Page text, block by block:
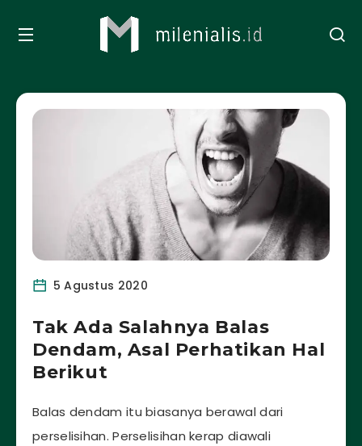
5 Agustus 2020
Tak Ada Salahnya Balas
Dendam, Asal Perhatikan Hal
Berikut
Balas dendam itu biasanya berawal dari
perselisihan. Perselisihan kerap diawali